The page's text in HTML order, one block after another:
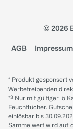
© 2026
AGB Impressum
* Produkt gesponsert
Werbetreibenden
*³ Nur mit gültiger jö
Feuchttücher.
einlösbar bis
Sammelwert wird auf